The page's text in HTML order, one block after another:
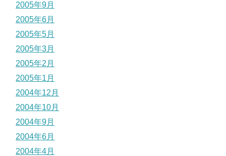
2005年9月
2005年6月
2005年5月
2005年3月
2005年2月
2005年1月
2004年12月
2004年10月
2004年9月
2004年6月
2004年4月